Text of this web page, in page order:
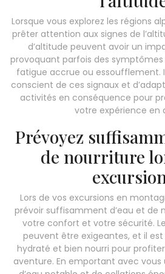
Lorsque vous explorez les régions
prêter attention aux signes de
d’altitude peuvent avoir un
provoquant parfois des
fatigue accrue ou essoufflement.
conscient de ces signaux et
activités en conséquence pour
votre expérience en
Prévoyez
de nourriture
Lors de vos excursions en
prévoir suffisamment d’eau et de
votre confort et votre sécurité.
peuvent être exigeantes, et il
hydraté et bien nourri pour
aventure. En emportant avec